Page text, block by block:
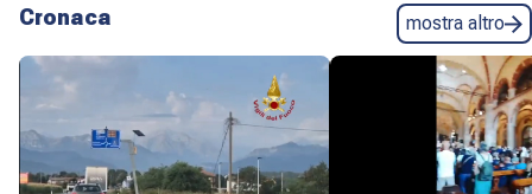
Cronaca mostra altro